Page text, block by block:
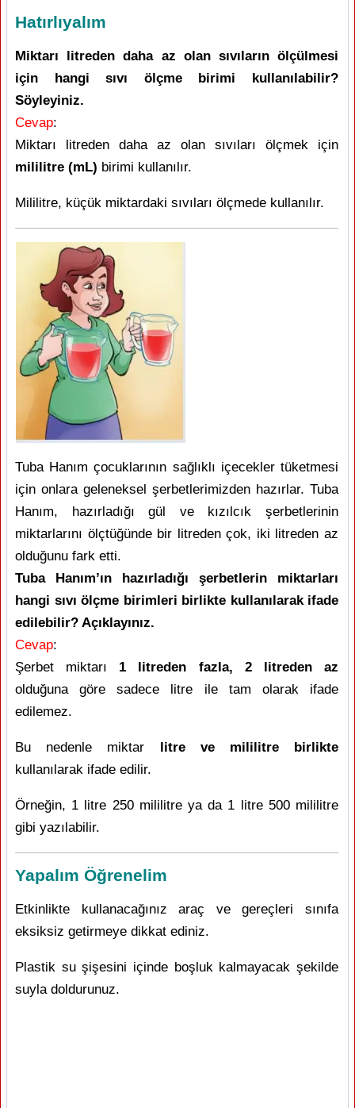
Hatırlıyalım
Miktarı litreden daha az olan sıvıların ölçülmesi
için hangi sıvı ölçme birimi kullanılabilir?
Söyleyiniz.
Cevap:
Miktarı litreden daha az olan sıvıları ölçmek için
mililitre (mL) birimi kullanılır.
Mililitre, küçük miktardaki sıvıları ölçmede kullanılır.
Tuba Hanım çocuklarının sağlıklı içecekler tüketmesi
için onlara geleneksel şerbetlerimizden hazırlar. Tuba
Hanım, hazırladığı gül ve kızılcık şerbetlerinin
miktarlarını ölçtüğünde bir litreden çok, iki litreden az
olduğunu fark etti.
Tuba Hanım’ın hazırladığı şerbetlerin miktarları
hangi sıvı ölçme birimleri birlikte kullanılarak ifade
edilebilir? Açıklayınız.
Cevap:
Şerbet miktarı 1 litreden fazla, 2 litreden az
olduğuna göre sadece litre ile tam olarak ifade
edilemez.
Bu nedenle miktar litre ve mililitre birlikte
kullanılarak ifade edilir.
Örneğin, 1 litre 250 mililitre ya da 1 litre 500 mililitre
gibi yazılabilir.
Yapalım Öğrenelim
Etkinlikte kullanacağınız araç ve gereçleri sınıfa
eksiksiz getirmeye dikkat ediniz.
Plastik su şişesini içinde boşluk kalmayacak şekilde
suyla doldurunuz.